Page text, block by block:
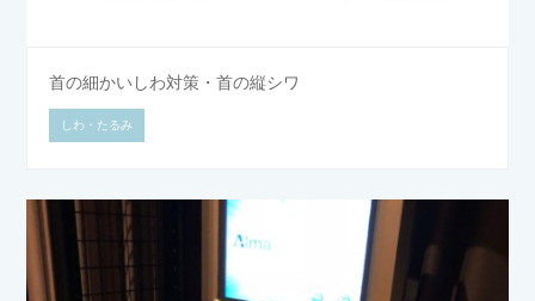
首の細かいしわ対策・首の縦シワ
しわ・たるみ